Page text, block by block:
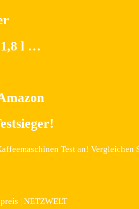
l …
Test an! Vergleichen
| NETZWELT